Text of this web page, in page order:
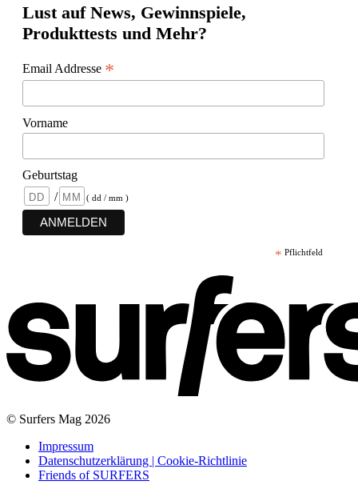
Lust auf News, Gewinnspiele,
Produkttests und Mehr?
Email Addresse *
Vorname
Geburtstag
/
( dd / mm )
* Pflichtfeld
© Surfers Mag 2026
Impressum
Datenschutzerklärung | Cookie-Richtlinie
Friends of SURFERS